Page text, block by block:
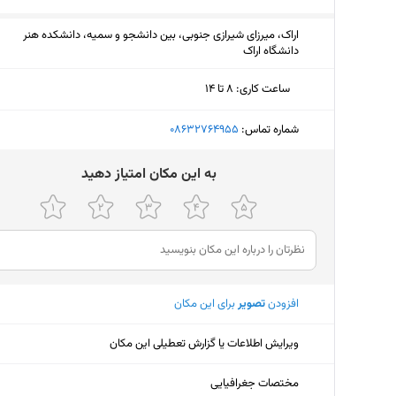
اراک، میرزای شیرازی جنوبی، بین دانشجو و سمیه، دانشکده هنر
دانشگاه اراک
ساعت کاری: ۸ تا ۱۴
دوشنبه (امروز)
پنجشنبه
جمعه
شنبه
یکشنبه
شماره تماس: ‎08632764955
ﺑﻪ اﯾﻦ ﻣﮑﺎن اﻣﺘﯿﺎز دﻫﯿﺪ
افزودنتصویربرای این مکان
ویرایش اطلاعات یا گزارش تعطیلی این مکان
مختصات جغرافیایی